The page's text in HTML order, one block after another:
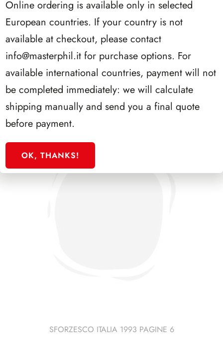
SFORZESCO ITALIA 1990 PAGINE 6
SFORZESCO ITALIA 1993 PAGINE 6
Online ordering is available only in selected
European countries. If your country is not
available at checkout, please contact
info@masterphil.it for purchase options. For
available international countries, payment will not
be completed immediately: we will calculate
shipping manually and send you a final quote
before payment.
OK, THANKS!